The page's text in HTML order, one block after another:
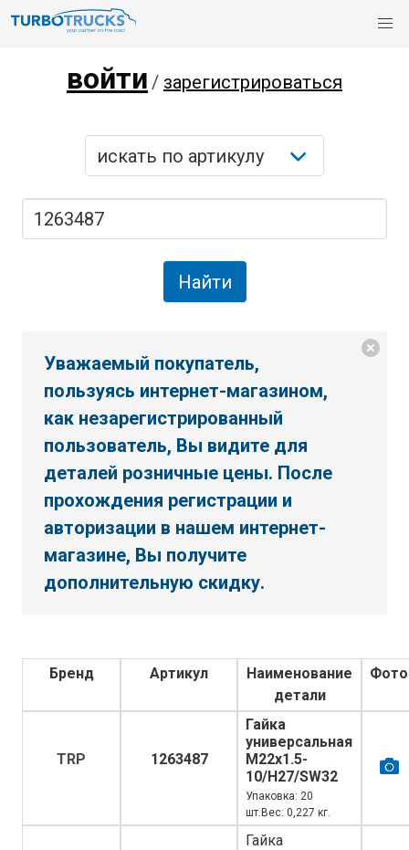
войти / зарегистрироваться
Уважаемый покупатель,
пользуясь интернет-магазином,
как незарегистрированный
пользователь, Вы видите для
деталей розничные цены. После
прохождения регистрации и
авторизации в нашем интернет-
магазине, Вы получите
дополнительную скидку.
Бренд Артикул
Наименование
детали
Фото
TRP 1263487
Гайка
универсальная
M22х1.5-
10/H27/SW32
Упаковка: 20
шт.Вес: 0,227 кг.
Гайка